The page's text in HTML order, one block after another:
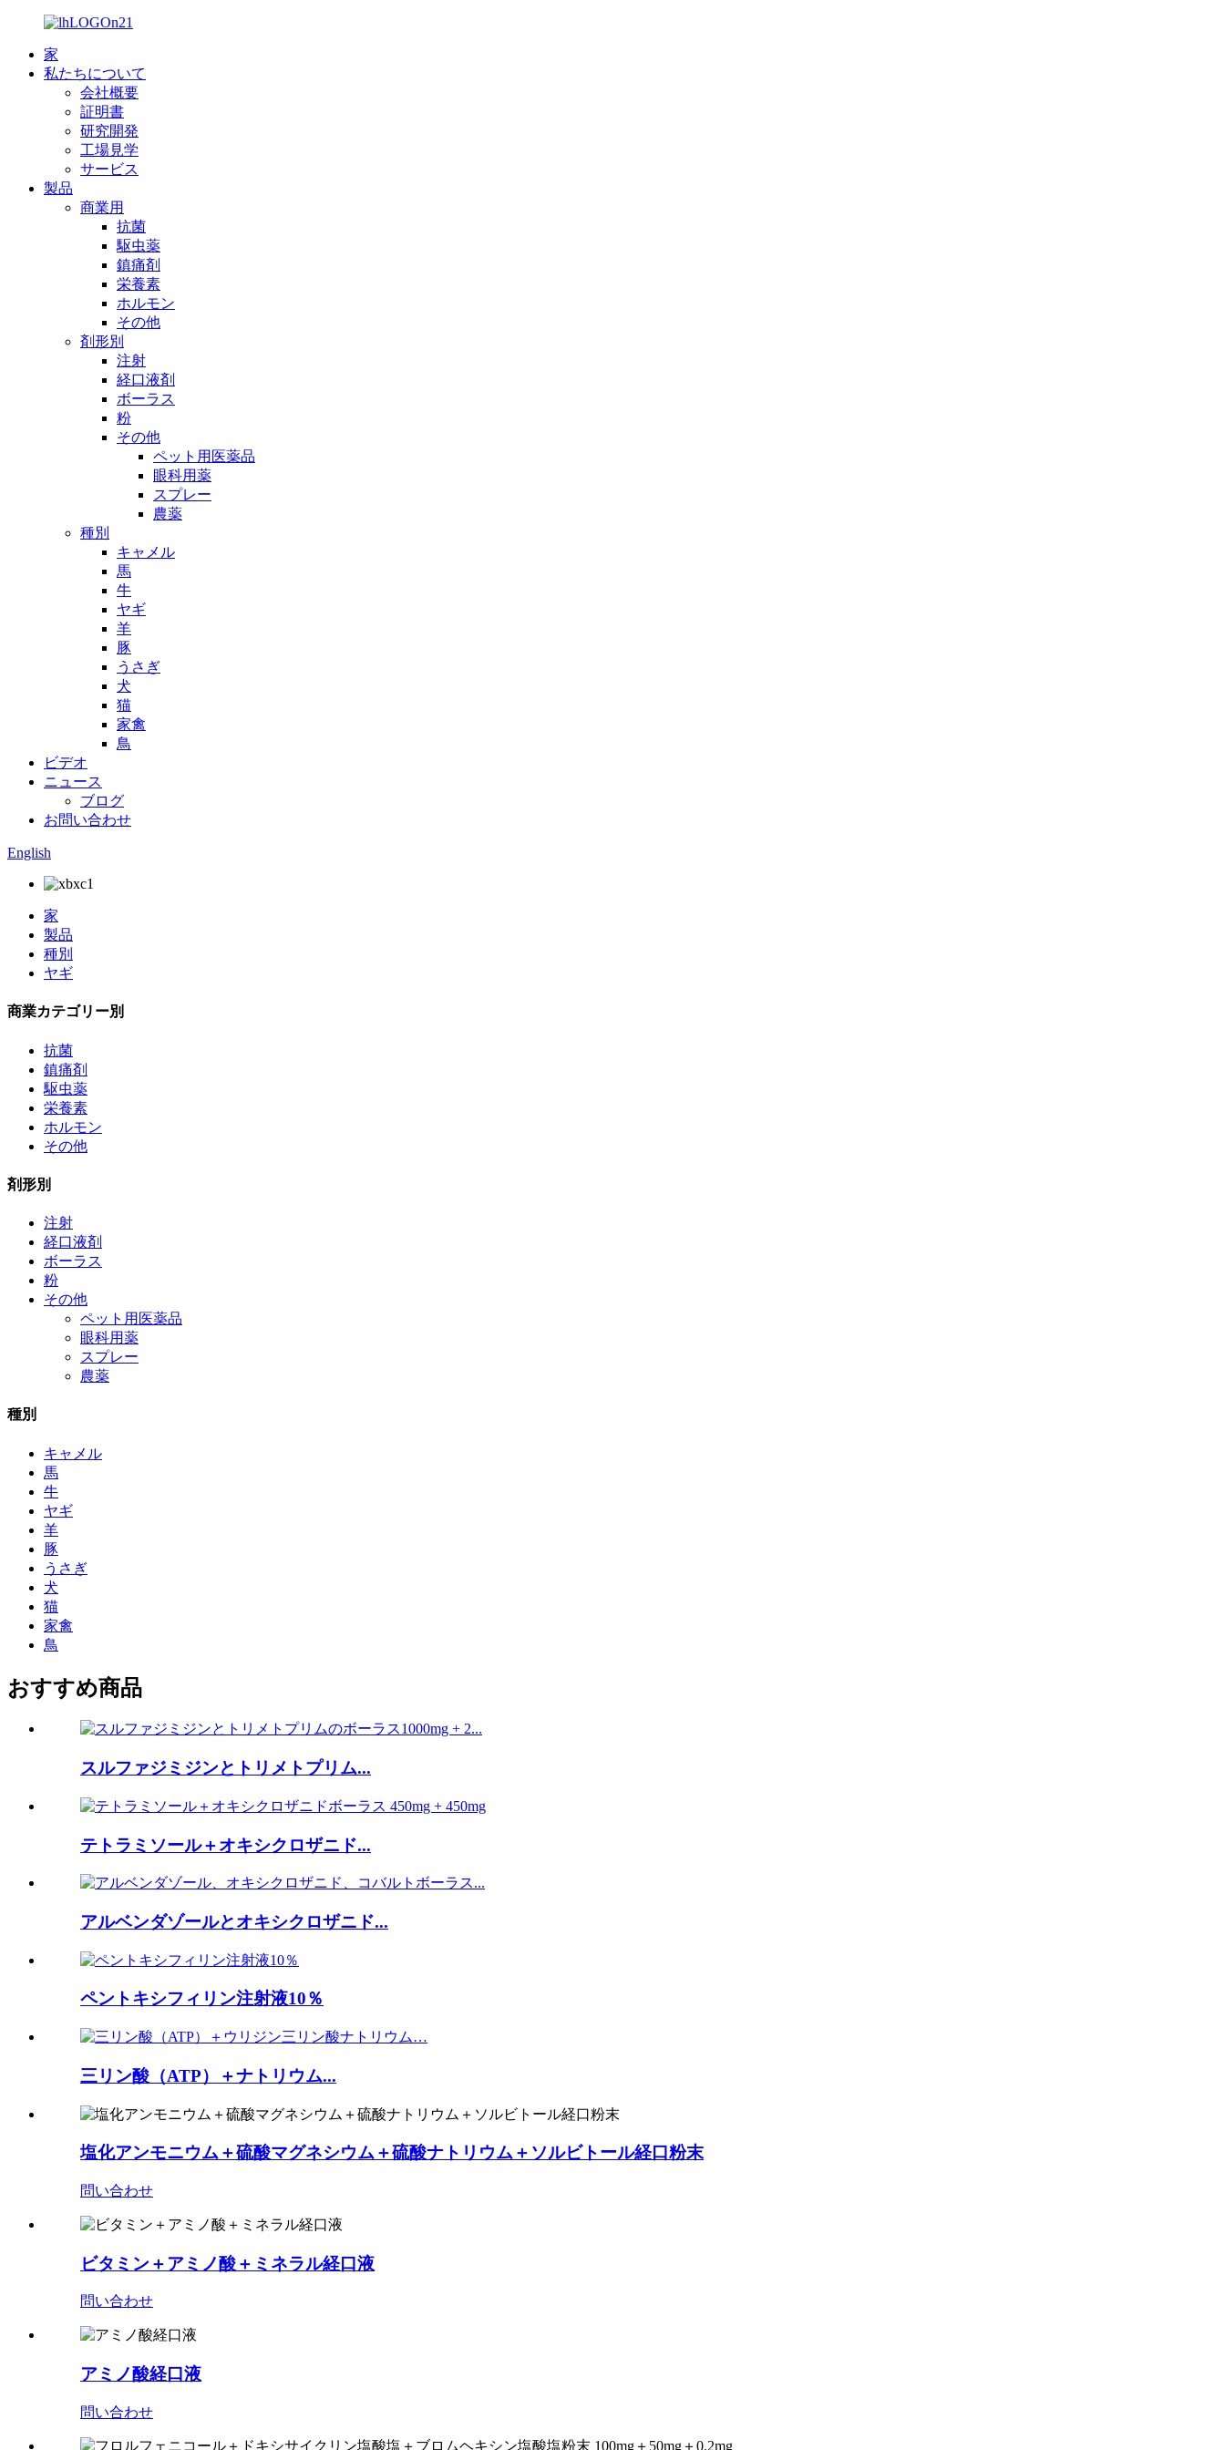
家
私たちについて
会社概要
証明書
研究開発
工場見学
サービス
製品
商業用
抗菌
駆虫薬
鎮痛剤
栄養素
ホルモン
その他
剤形別
注射
経口液剤
ボーラス
粉
その他
ペット用医薬品
眼科用薬
スプレー
農薬
種別
キャメル
馬
牛
ヤギ
羊
豚
うさぎ
犬
猫
家禽
鳥
ビデオ
ニュース
ブログ
お問い合わせ
English
家
製品
種別
ヤギ
商業カテゴリー別
抗菌
鎮痛剤
駆虫薬
栄養素
ホルモン
その他
剤形別
注射
経口液剤
ボーラス
粉
その他
ペット用医薬品
眼科用薬
スプレー
農薬
種別
キャメル
馬
牛
ヤギ
羊
豚
うさぎ
犬
猫
家禽
鳥
おすすめ商品
スルファジミジンとトリメトプリム...
テトラミソール＋オキシクロザニド...
アルベンダゾールとオキシクロザニド...
ペントキシフィリン注射液10％
三リン酸（ATP）＋ナトリウム...
塩化アンモニウム＋硫酸マグネシウム＋硫酸ナトリウム＋ソルビトール経口粉末
問い合わせ
ビタミン＋アミノ酸＋ミネラル経口液
問い合わせ
アミノ酸経口液
問い合わせ